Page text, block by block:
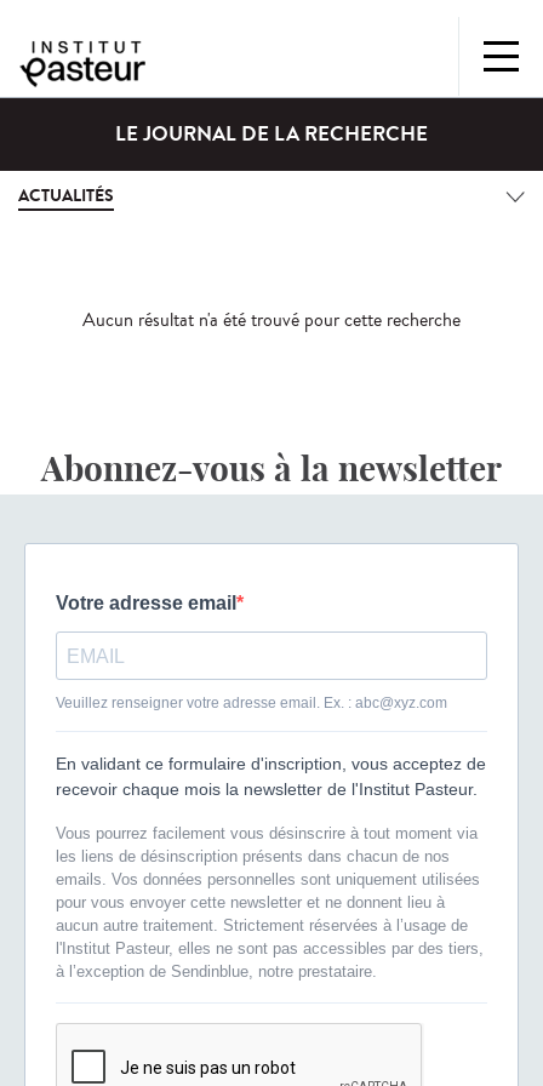
LE JOURNAL DE LA RECHERCHE
ACTUALITÉS
Aucun résultat n'a été trouvé pour cette recherche
Abonnez-vous à la newsletter